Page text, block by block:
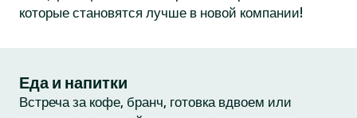
которые становятся лучше в новой компании!
Еда и напитки
Встреча за кофе, бранч, готовка вдвоем или